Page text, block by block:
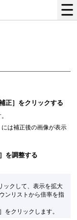
正］をクリックする
には補正後の画像が表示
］を調整する
ックして、表示を拡大
ンリストから倍率を指
］をクリックします。